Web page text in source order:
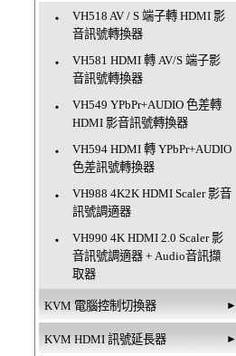
‧
VH518 AV / S 端子轉 HDMI 影
音訊號轉換器
‧
VH581 HDMI 轉 AV/S 端子影
音訊號轉換器
‧
VH549 YPbPr+AUDIO 色差轉
HDMI 影音訊號轉換器
‧
VH594 HDMI 轉 YPbPr+AUDIO
色差訊號轉換器
‧
VH988 4K2K HDMI Scaler 影音
訊號調適器
‧
VH990 4K HDMI 2.0 Scaler 影
音訊號調適器 + Audio音訊擷
取器
KVM 電腦控制切換器 ►
KVM HDMI 訊號延長器 ►